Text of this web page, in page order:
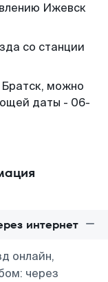
Ижевск
со станции
можно
даты - 06-
интернет
онлайн,
через